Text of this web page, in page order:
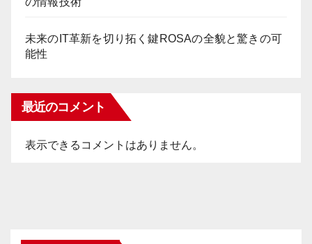
未来のIT革新を切り拓く鍵ROSAの全貌と驚きの可
能性
最近のコメント
表示できるコメントはありません。